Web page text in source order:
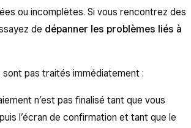
ou incomplètes. Si vous rencontrez des
de dépanner les problèmes liés à
sont pas traités immédiatement :
n’est pas finalisé tant que vous
l’écran de confirmation et tant que le